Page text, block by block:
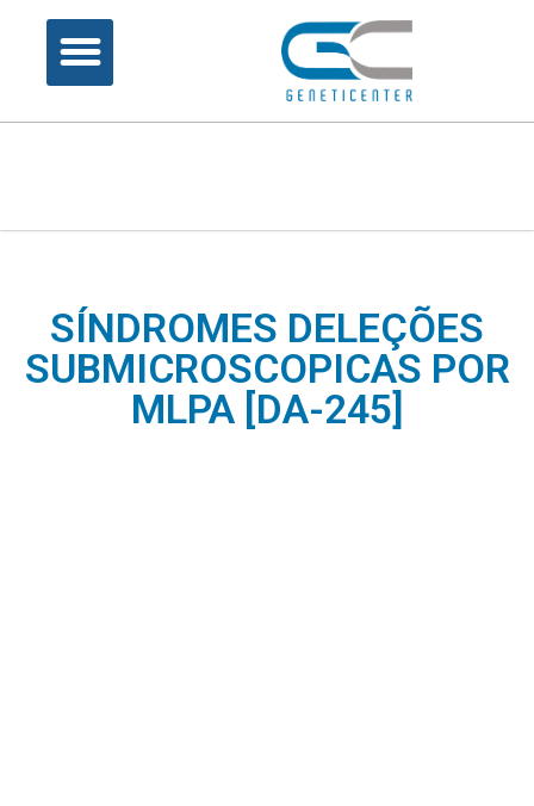
SÍNDROMES DELEÇÕES
SUBMICROSCOPICAS POR
MLPA [DA-245]